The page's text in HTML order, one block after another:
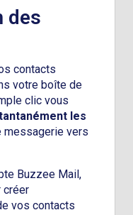
des
contacts
votre boîte de
clic vous
les
messagerie vers
Buzzee Mail,
créer
vos contacts